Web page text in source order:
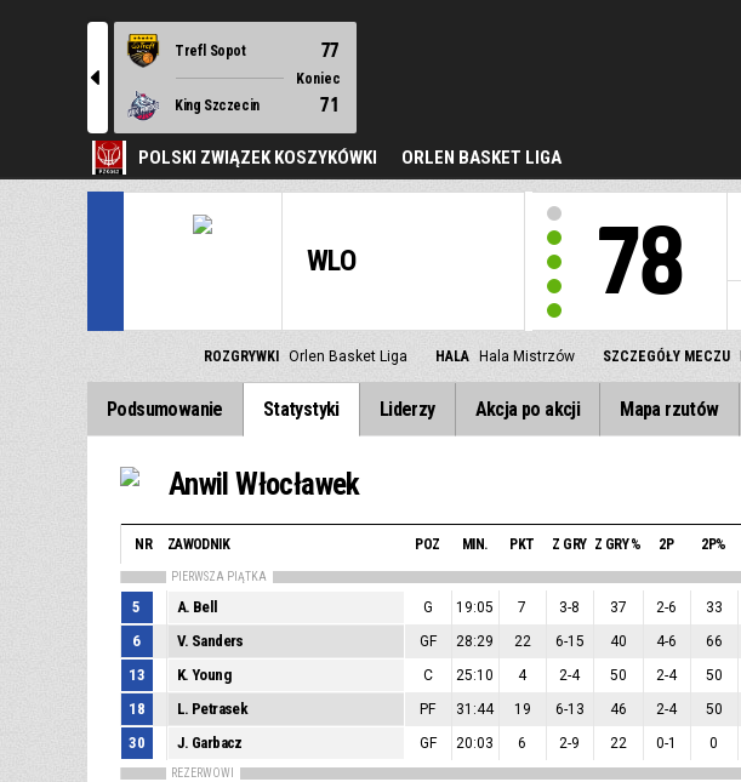
l
Trefl Sopot 77
Koniec
King Szczecin
71
POLSKI ZWIĄZEK KOSZYKÓWKI ORLEN BASKET LIGA
WLO 78
ROZGRYWKI Orlen Basket Liga HALA Hala Mistrzów SZCZEGÓŁY MECZU
Podsumowanie Statystyki Liderzy Akcja po akcji Mapa rzutów
Anwil Włocławek
NR ZAWODNIK POZ MIN. PKT Z GRY Z GRY % 2P 2P%
PIERWSZA PIĄTKA
5 A. Bell G 19:05 7 3-8 37 2-6 33
6 V. Sanders GF 28:29 22 6-15 40 4-6 66
13 K. Young C 25:10 4 2-4 50 2-4 50
18 L. Petrasek PF 31:44 19 6-13 46 2-4 50
30 J. Garbacz GF 20:03 6 2-9 22 0-1 0
REZERWOWI